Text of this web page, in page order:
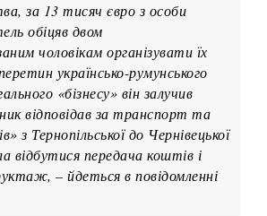
за 13 тисяч євро з особи
обіцяв двом
чоловікам організувати їх
українсько-румунського
«бізнесу» він залучив
відповідав за транспорт та
з Тернопільської до Чернівецької
відбутися передача коштів і
– йдеться в повідомленні